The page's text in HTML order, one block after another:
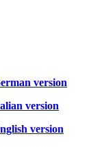
version
version
version